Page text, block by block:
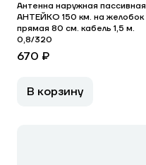
Антенна наружная пассивная
АНТЕЙКО 150 км. на желобок
прямая 80 см. кабель 1,5 м.
0,8/320
670 ₽
В корзину